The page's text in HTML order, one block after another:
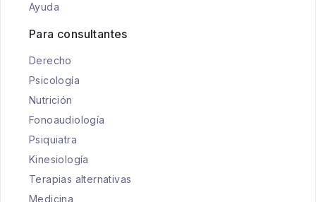
Ayuda
Para consultantes
Derecho
Psicología
Nutrición
Fonoaudiología
Psiquiatra
Kinesiología
Terapias alternativas
Medicina